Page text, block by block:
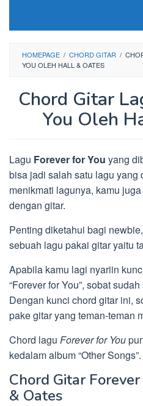
HOMEPAGE / CHORD GITAR /
YOU OLEH HALL & OATES
Chord Gitar
You Oleh
Lagu Forever for You yang
bisa jadi salah satu lagu yang
menikmati lagunya, kamu
dengan gitar.
Penting diketahui bagi
sebuah lagu pakai gitar yaitu
Apabila kamu lagi nyariin
“Forever for You”, sobat
Dengan kunci chord gitar ini,
pake gitar yang teman-teman
Chord lagu Forever for You
kedalam album “Other Songs”.
Chord Gitar
& Oates